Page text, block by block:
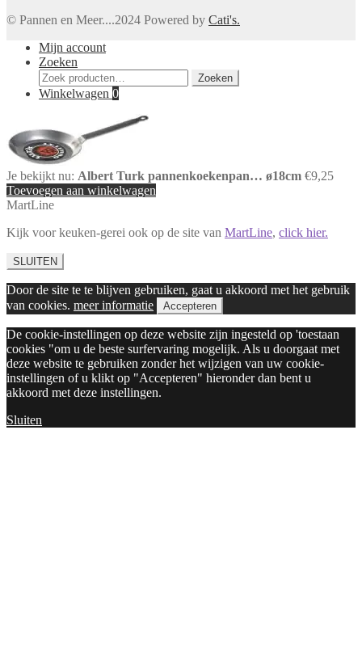
© Pannen en Meer....2024 Powered by Cati's.
Mijn account
Zoeken
Zoeken
naar:
Zoeken
Winkelwagen 0
Je bekijkt nu: Albert Turk pannenkoekenpan… ø18cm €9,25
Toevoegen aan winkelwagen
MartLine
Kijk voor keuken-gerei ook op de site van MartLine, click hier.
SLUITEN
Door de site te te blijven gebruiken, gaat u akkoord met het gebruik
van cookies. meer informatie Accepteren
De cookie-instellingen op deze website zijn ingesteld op 'toestaan
cookies "om u de beste surfervaring mogelijk. Als u doorgaat met
deze website te gebruiken zonder het wijzigen van uw cookie-
instellingen of u klikt op "Accepteren" hieronder dan bent u
akkoord met deze instellingen.
Sluiten